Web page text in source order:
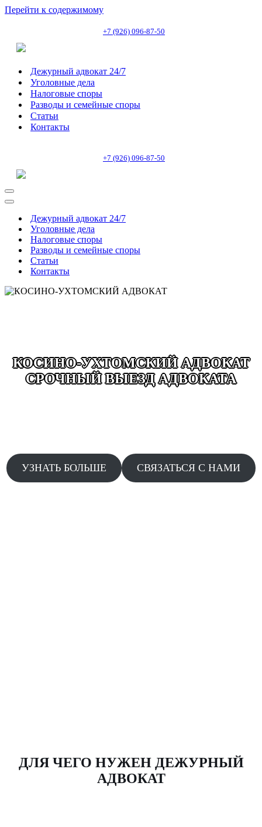
Перейти к содержимому
+7 (926) 096-87-50
Дежурный адвокат 24/7
Уголовные дела
Налоговые споры
Разводы и семейные споры
Статьи
Контакты
+7 (926) 096-87-50
Меню
навигации
Меню
навигацииДежурный адвокат 24/7
Уголовные дела
Налоговые споры
Разводы и семейные споры
Статьи
Контакты
КОСИНО-УХТОМСКИЙ АДВОКАТ
СРОЧНЫЙ ВЫЕЗД АДВОКАТА
УЗНАТЬ БОЛЬШЕ СВЯЗАТЬСЯ С НАМИ
ДЛЯ ЧЕГО НУЖЕН ДЕЖУРНЫЙ
АДВОКАТ